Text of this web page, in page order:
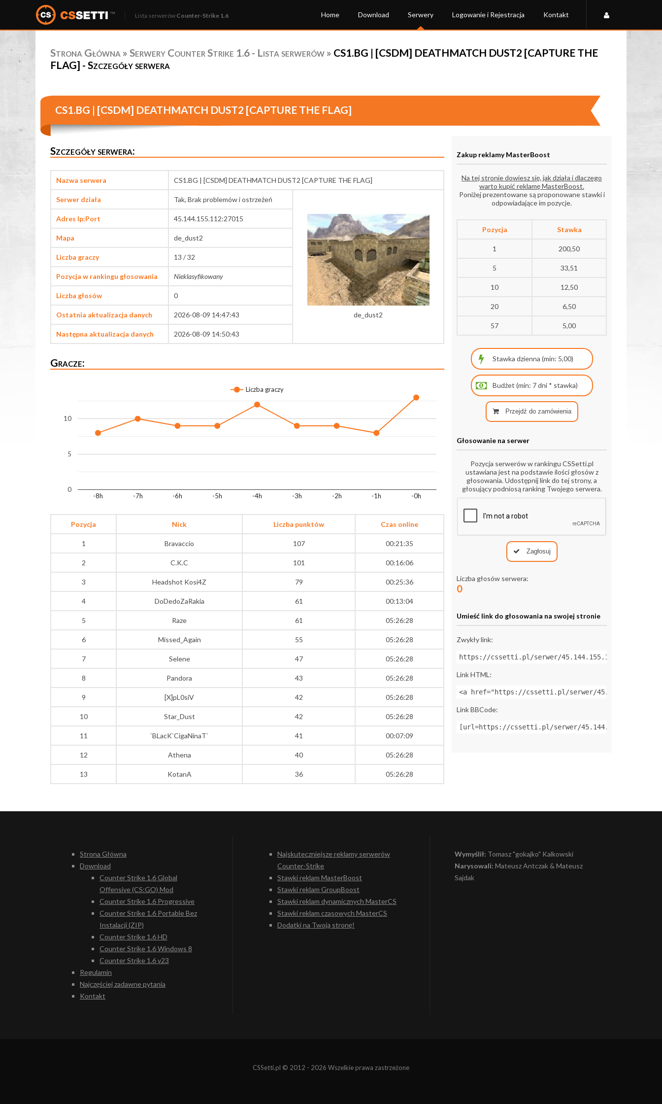
Lista serwerów Counter-Strike 1.6 Home Download Serwery Logowanie i Rejestracja Kontakt
Strona Główna » Serwery Counter Strike 1.6 - Lista serwerów » CS1.BG | [CSDM] DEATHMATCH DUST2 [CAPTURE THE
FLAG] - Szczegóły serwera
CS1.BG | [CSDM] DEATHMATCH DUST2 [CAPTURE THE FLAG]
Szczegóły serwera:
Nazwa serwera CS1.BG | [CSDM] DEATHMATCH DUST2 [CAPTURE THE FLAG]
Serwer działa Tak, Brak problemów i ostrzeżeń
de_dust2
Adres Ip:Port 45.144.155.112:27015
Mapa de_dust2
Liczba graczy 13 / 32
Pozycja w rankingu głosowania Nieklasyfikowany
Liczba głosów 0
Ostatnia aktualizacja danych 2026-08-09 14:47:43
Następna aktualizacja danych 2026-08-09 14:50:43
Gracze:
Liczba graczy
-8h -7h -6h -5h -4h -3h -2h -1h -0h
0
5
10
Pozycja Nick Liczba punktów Czas online
1 Bravaccio 107 00:21:35
2 C.K.C 101 00:16:06
3 Headshot Kosi4Z 79 00:25:36
4 DoDedoZaRakia 61 00:13:04
5 Raze 61 05:26:28
6 Missed_Again 55 05:26:28
7 Selene 47 05:26:28
8 Pandora 43 05:26:28
9 [X]pL0siV 42 05:26:28
10 Star_Dust 42 05:26:28
11 `BLacK`CigaNinaT` 41 00:07:09
12 Athena 40 05:26:28
13 KotanA 36 05:26:28
Zakup reklamy MasterBoost
Na tej stronie dowiesz się, jak działa i dlaczego
warto kupić reklamę MasterBoost.
Poniżej prezentowane są proponowane stawki i
odpowiadające im pozycje.
Pozycja Stawka
1 200,50
5 33,51
10 12,50
20 6,50
57 5,00
Przejdź do zamówienia
Głosowanie na serwer
Pozycja serwerów w rankingu CSSetti.pl
ustawiana jest na podstawie ilości głosów z
głosowania. Udostępnij link do tej strony, a
głosujący podniosą ranking Twojego serwera.
Zagłosuj
Liczba głosów serwera:
0
Umieść link do głosowania na swojej stronie
Zwykły link:
https://cssetti.pl/serwer/45.144.155.112:27015
Link HTML:
<a href="https://cssetti.pl/serwer/
Link BBCode:
[url=https://cssetti.pl/serwer/
Strona Główna
Download
Counter Strike 1.6 Global
Offensive (CS:GO) Mod
Counter Strike 1.6 Progressive
Counter Strike 1.6 Portable Bez
Instalacji (ZIP)
Counter Strike 1.6 HD
Counter Strike 1.6 Windows 8
Counter Strike 1.6 v23
Regulamin
Najczęściej zadawne pytania
Kontakt
Najskuteczniejsze reklamy serwerów
Counter-Strike
Stawki reklam MasterBoost
Stawki reklam GroupBoost
Stawki reklam dynamicznych MasterCS
Stawki reklam czasowych MasterCS
Dodatki na Twoją stronę!
Wymyślił: Tomasz "gokajko" Kalkowski
Narysowali: Mateusz Antczak & Mateusz
Sajdak
CSSetti.pl © 2012 - 2026 Wszelkie prawa zastrzeżone